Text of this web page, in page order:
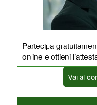
Partecipa
online e ottieni
Vai al